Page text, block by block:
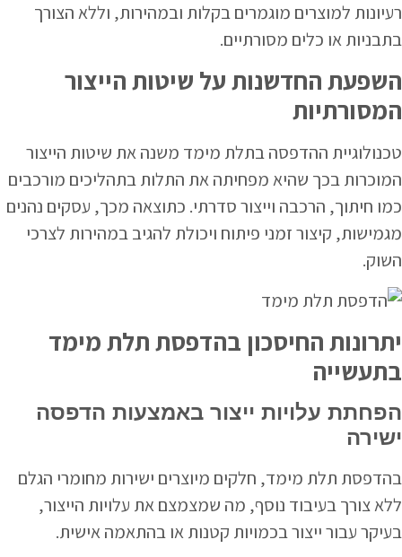
רעיונות למוצרים מוגמרים בקלות ובמהירות, וללא הצורך
בתבניות או כלים מסורתיים.
השפעת החדשנות על שיטות הייצור
המסורתיות
טכנולוגיית ההדפסה בתלת מימד משנה את שיטות הייצור
המוכרות בכך שהיא מפחיתה את התלות בתהליכים מורכבים
כמו חיתוך, הרכבה וייצור סדרתי. כתוצאה מכך, עסקים נהנים
מגמישות, קיצור זמני פיתוח ויכולת להגיב במהירות לצרכי
השוק.
יתרונות החיסכון בהדפסת תלת מימד
בתעשייה
הפחתת עלויות ייצור באמצעות הדפסה
ישירה
בהדפסת תלת מימד, חלקים מיוצרים ישירות מחומרי הגלם
ללא צורך בעיבוד נוסף, מה שמצמצם את עלויות הייצור,
בעיקר עבור ייצור בכמויות קטנות או בהתאמה אישית.